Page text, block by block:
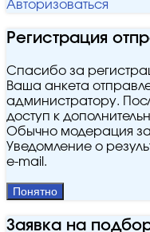
Авторизоваться
Регистрация
Спасибо за
Ваша анкета
администратору.
доступ к
Обычно модерация
Уведомление о
e‑mail.
Понятно
Заявка на